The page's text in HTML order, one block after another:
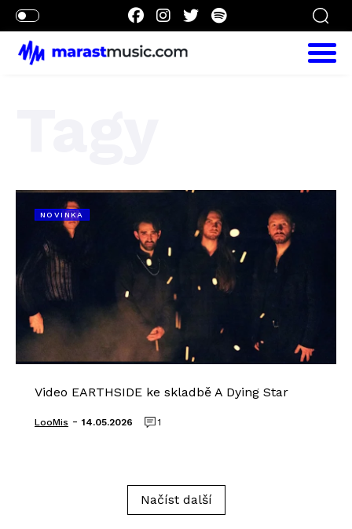
NOVINKA
Video EARTHSIDE ke skladbě A Dying Star
LooMis - 14.05.2026 1
Načíst další